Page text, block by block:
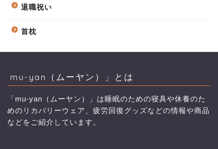
退職祝い
首枕
mu-yan（ムーヤン）」とは
「mu-yan（ムーヤン）」は睡眠のための寝具や休養のた
めのリカバリーウェア、疲労回復グッズなどの情報や商品
などをご紹介しています。